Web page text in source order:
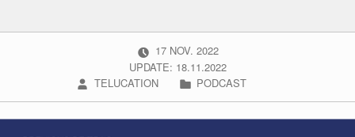
POSTED ON:
17 NOV. 2022
UPDATE: 18.11.2022
WRITTEN BY:
TELUCATION CATEGORIZED IN:
PODCAST
Skip back to navigation
Beitragsnavigation